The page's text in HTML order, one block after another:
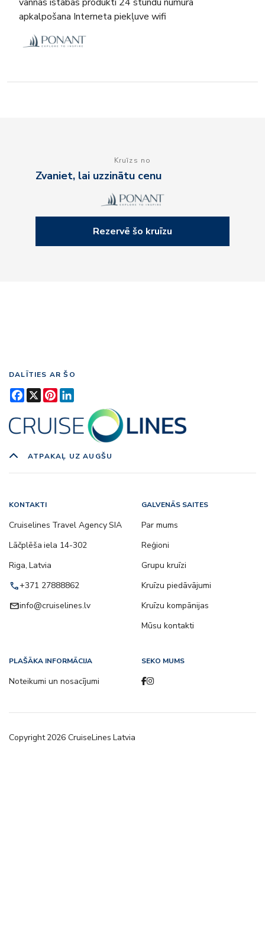
apkalpošana Interneta piekļuve wifi
Kruīzs no
Zvaniet, lai uzzinātu cenu
Rezervē šo kruīzu
DALĪTIES AR ŠO
Facebook
X Pinterest
ATPAKAĻ UZ AUGŠU
KONTAKTI
Cruiselines Travel Agency SIA
Lāčplēša iela 14-302
Riga, Latvia
call+371 27888862
emailinfo@cruiselines.lv
GALVENĀS SAITES
Par mums
Reģioni
Grupu kruīzi
Kruīzu piedāvājumi
Kruīzu kompānijas
Mūsu kontakti
PLAŠĀKA INFORMĀCIJA
Noteikumi un nosacījumi
SEKO MUMS
Copyright2026 CruiseLines Latvia